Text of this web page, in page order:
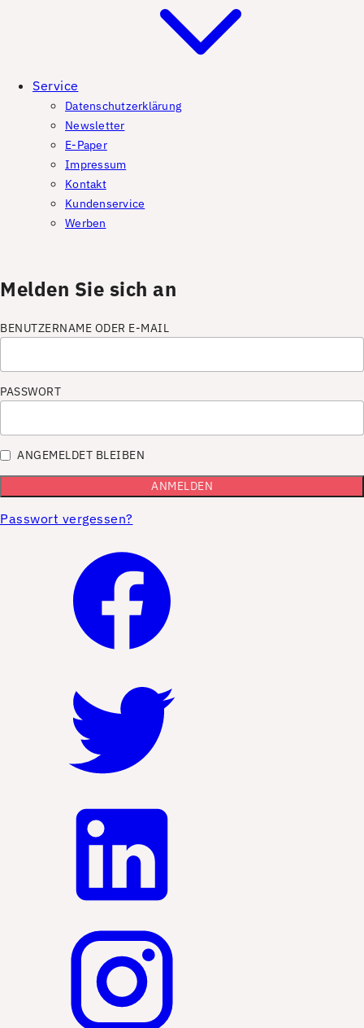
Service
Datenschutzerklärung
Newsletter
E-Paper
Impressum
Kontakt
Kundenservice
Werben
Melden Sie sich an
BENUTZERNAME ODER E-MAIL
PASSWORT
ANGEMELDET BLEIBEN
Passwort vergessen?